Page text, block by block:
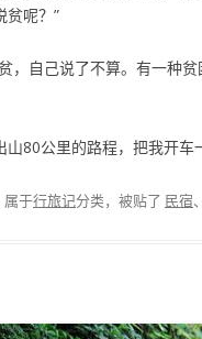
贫呢？”
，自己说了不算。有一种
80公里的路程，把我开车
属于行旅记分类，被贴了 民宿、